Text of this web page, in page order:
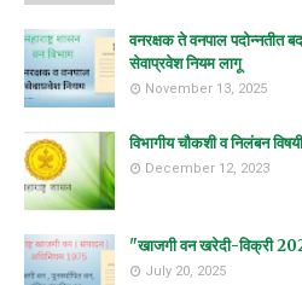
वनरक्षक ते वनपाल पदोन्नतीत
सेवाप्रवेश नियम लागू
November 13, 2025
विभागीय चौकशी व निलंबन
December 12, 2023
"खाजगी वन खरेदी-विक्री
July 20, 2025